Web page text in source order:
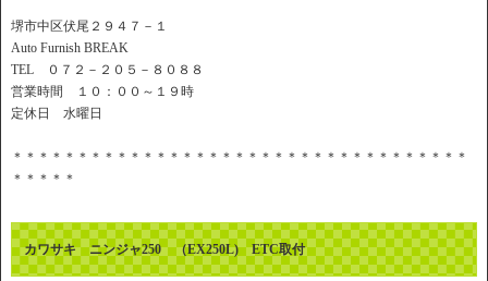
堺市中区伏尾２９４７－１
Auto Furnish BREAK
TEL ０７２－２０５－８０８８
営業時間 １０：００～１９時
定休日 水曜日
＊＊＊＊＊＊＊＊＊＊＊＊＊＊＊＊＊＊＊＊＊＊＊＊＊＊＊＊＊＊＊＊＊＊＊
＊＊＊＊＊
カワサキ ニンジャ250 （EX250L) ETC取付